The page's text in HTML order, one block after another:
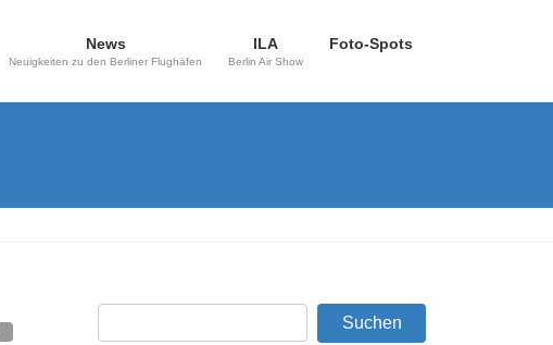
News
Neuigkeiten zu den Berliner Flughäfen
ILA
Berlin Air Show
Foto-Spots